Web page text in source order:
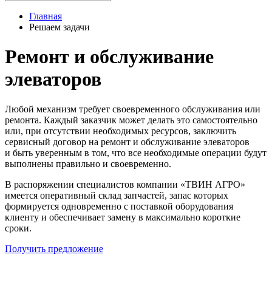
Главная
Решаем задачи
Ремонт и обслуживание
элеваторов
Любой механизм требует своевременного обслуживания или
ремонта. Каждый заказчик может делать это самостоятельно
или, при отсутствии необходимых ресурсов, заключить
сервисный договор на ремонт и обслуживание элеваторов
и быть уверенным в том, что все необходимые операции будут
выполнены правильно и своевременно.
В распоряжении специалистов компании «ТВИН АГРО»
имеется оперативный склад запчастей, запас которых
формируется одновременно с поставкой оборудования
клиенту и обеспечивает замену в максимально короткие
сроки.
Получить предложение